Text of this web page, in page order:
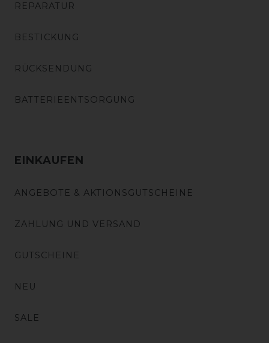
REPARATUR
BESTICKUNG
RÜCKSENDUNG
BATTERIEENTSORGUNG
EINKAUFEN
ANGEBOTE & AKTIONSGUTSCHEINE
ZAHLUNG UND VERSAND
GUTSCHEINE
NEU
SALE